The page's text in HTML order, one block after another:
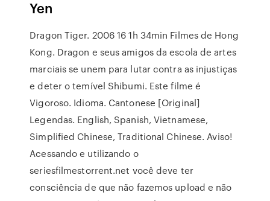
Yen
Dragon Tiger. 2006 16 1h 34min Filmes de Hong
Kong. Dragon e seus amigos da escola de artes
marciais se unem para lutar contra as injustiças
e deter o temível Shibumi. Este filme é
Vigoroso. Idioma. Cantonese [Original]
Legendas. English, Spanish, Vietnamese,
Simplified Chinese, Traditional Chinese. Aviso!
Acessando e utilizando o
seriesfilmestorrent.net você deve ter
consciência de que não fazemos upload e não